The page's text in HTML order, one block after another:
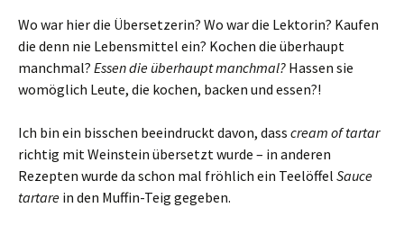
Wo war hier die Übersetzerin? Wo war die Lektorin? Kaufen
die denn nie Lebensmittel ein? Kochen die überhaupt
manchmal? Essen die überhaupt manchmal? Hassen sie
womöglich Leute, die kochen, backen und essen?!
Ich bin ein bisschen beeindruckt davon, dass cream of tartar
richtig mit Weinstein übersetzt wurde – in anderen
Rezepten wurde da schon mal fröhlich ein Teelöffel Sauce
tartare in den Muffin-Teig gegeben.